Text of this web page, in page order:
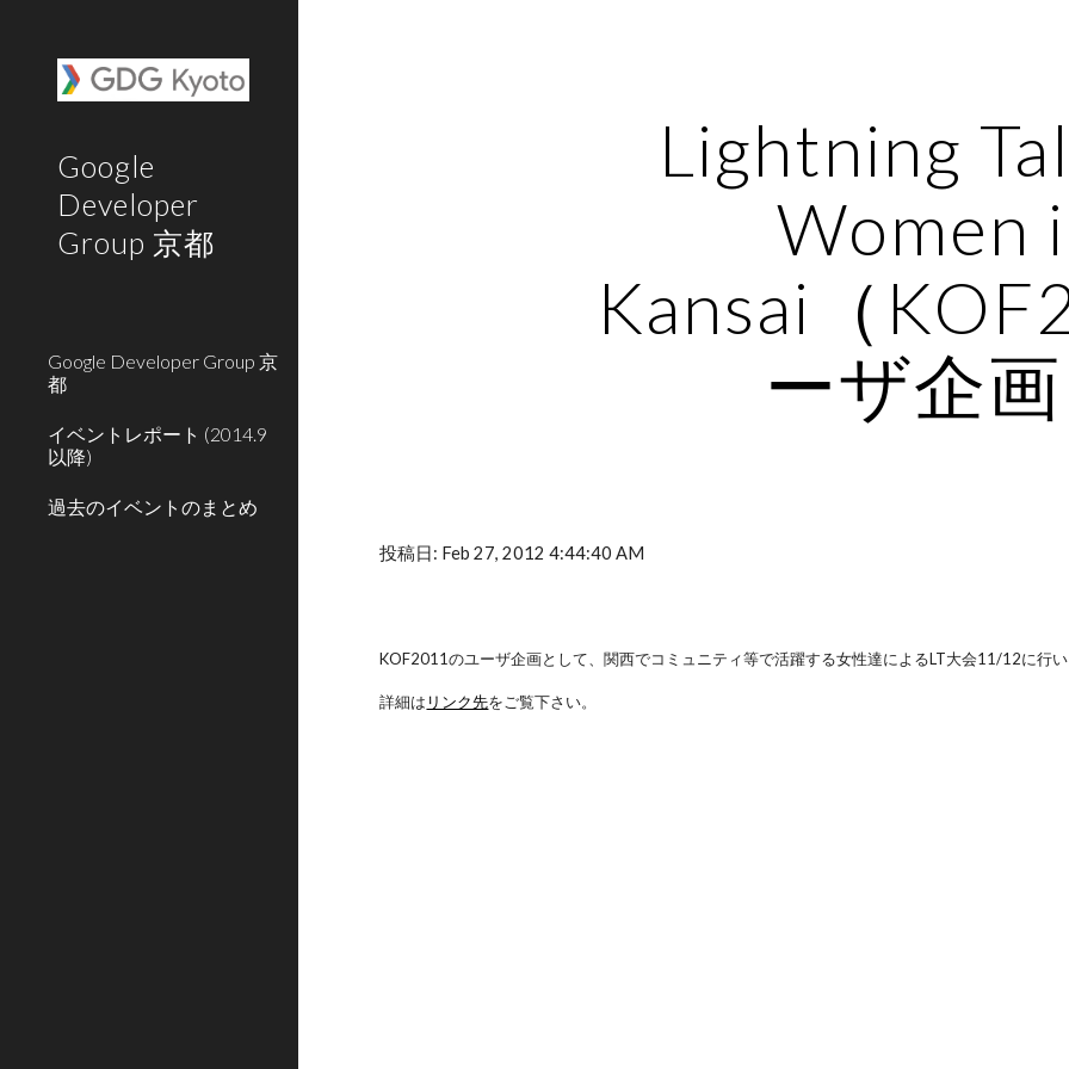
Google
Developer
Group 京都
Google Developer Group 京
都
イベントレポート (2014.9
以降)
過去のイベントのまとめ
Lightning
Women
Kansai（
ーザ企画
投稿日: Feb 27, 2012 4:44:40 AM
KOF2011のユーザ企画として、関西でコミュニティ等で活躍する女性達によるLT大会11/12に行い
詳細は リンク先をご覧下さい。